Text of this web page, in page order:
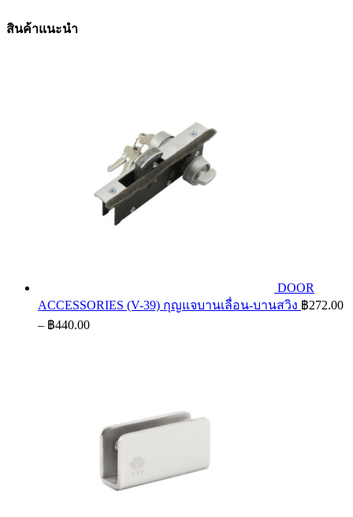
สินค้าแนะนำ
DOOR
ACCESSORIES (V-39) กุญแจบานเลื่อน-บานสวิง ฿272.00
– ฿440.00Price